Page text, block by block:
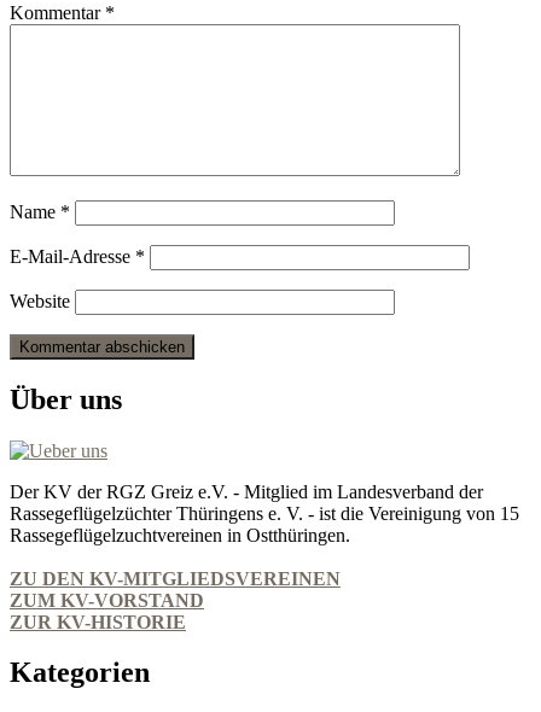
Kommentar *
Name *
E-Mail-Adresse *
Website
Über uns
Der KV der RGZ Greiz e.V. - Mitglied im Landesverband der
Rassegeflügelzüchter Thüringens e. V. - ist die Vereinigung von 15
Rassegeflügelzuchtvereinen in Ostthüringen.
ZU DEN KV-MITGLIEDSVEREINEN
ZUM KV-VORSTAND
ZUR KV-HISTORIE
Kategorien